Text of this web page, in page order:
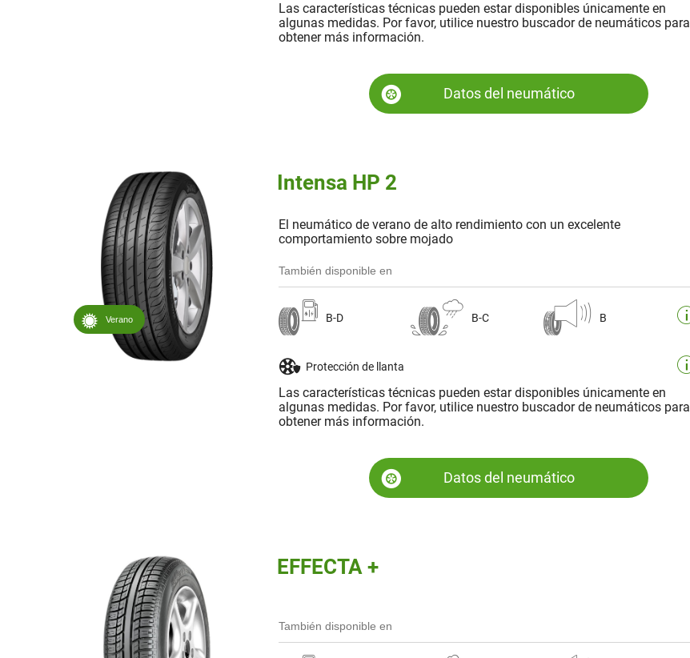
Las características técnicas pueden estar disponibles únicamente en
algunas medidas. Por favor, utilice nuestro buscador de neumáticos para
obtener más información.
Datos del neumático
Verano
Intensa HP 2
El neumático de verano de alto rendimiento con un excelente
comportamiento sobre mojado
También disponible en
B-D B-C B
Protección de llanta
Las características técnicas pueden estar disponibles únicamente en
algunas medidas. Por favor, utilice nuestro buscador de neumáticos para
obtener más información.
Datos del neumático
EFFECTA +
También disponible en